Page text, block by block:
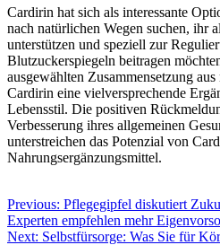
Cardirin hat sich als interessante
nach natürlichen Wegen suchen, ihr
unterstützen und speziell zur
Blutzuckerspiegeln beitragen
ausgewählten Zusammensetzung
Cardirin eine vielversprechende
Lebensstil. Die positiven
Verbesserung ihres allgemeinen
unterstreichen das Potenzial von
Nahrungsergänzungsmittel.
Beitragsnavigation
Previous: Pflegegipfel diskutiert
Experten empfehlen mehr
Next: Selbstfürsorge: Was Sie für